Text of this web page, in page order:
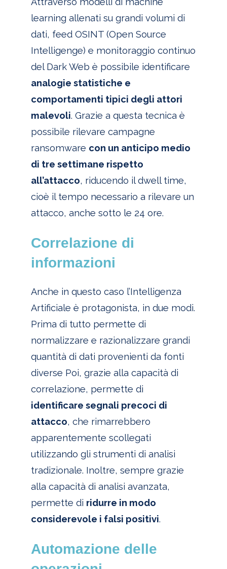
learning allenati su grandi volumi di
dati, feed OSINT (Open Source
Intelligenge) e monitoraggio continuo
del Dark Web è possibile identificare
analogie statistiche e
comportamenti tipici degli attori
malevoli. Grazie a questa tecnica è
possibile rilevare campagne
ransomware con un anticipo medio
di tre settimane rispetto
all’attacco, riducendo il dwell time,
cioè il tempo necessario a rilevare un
attacco, anche sotto le 24 ore.
Correlazione di
informazioni
Anche in questo caso l’Intelligenza
Artificiale è protagonista, in due modi.
Prima di tutto permette di
normalizzare e razionalizzare grandi
quantità di dati provenienti da fonti
diverse Poi, grazie alla capacità di
correlazione, permette di
identificare segnali precoci di
attacco, che rimarrebbero
apparentemente scollegati
utilizzando gli strumenti di analisi
tradizionale. Inoltre, sempre grazie
alla capacità di analisi avanzata,
permette di ridurre in modo
considerevole i falsi positivi.
Automazione delle